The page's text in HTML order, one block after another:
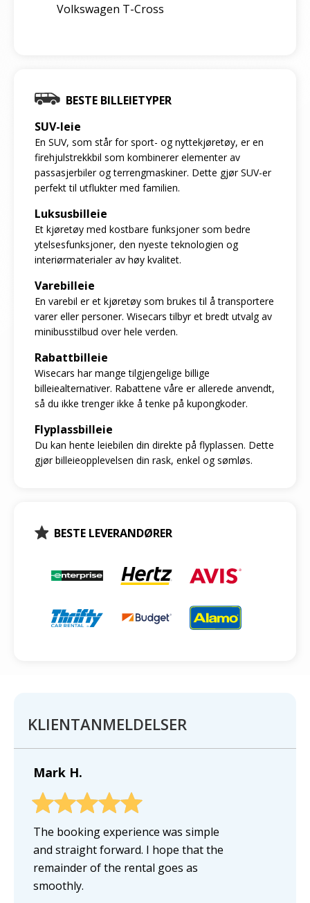
Volkswagen T-Cross
BESTE BILLEIETYPER
SUV-leie
En SUV, som står for sport- og nyttekjøretøy, er en
firehjulstrekkbil som kombinerer elementer av
passasjerbiler og terrengmaskiner. Dette gjør SUV-er
perfekt til utflukter med familien.
Luksusbilleie
Et kjøretøy med kostbare funksjoner som bedre
ytelsesfunksjoner, den nyeste teknologien og
interiørmaterialer av høy kvalitet.
Varebilleie
En varebil er et kjøretøy som brukes til å transportere
varer eller personer. Wisecars tilbyr et bredt utvalg av
minibusstilbud over hele verden.
Rabattbilleie
Wisecars har mange tilgjengelige billige
billeiealternativer. Rabattene våre er allerede anvendt,
så du ikke trenger ikke å tenke på kupongkoder.
Flyplassbilleie
Du kan hente leiebilen din direkte på flyplassen. Dette
gjør billeieopplevelsen din rask, enkel og sømløs.
BESTE LEVERANDØRER
KLIENTANMELDELSER
Mark H.
The booking experience was simple
and straight forward. I hope that the
remainder of the rental goes as
smoothly.